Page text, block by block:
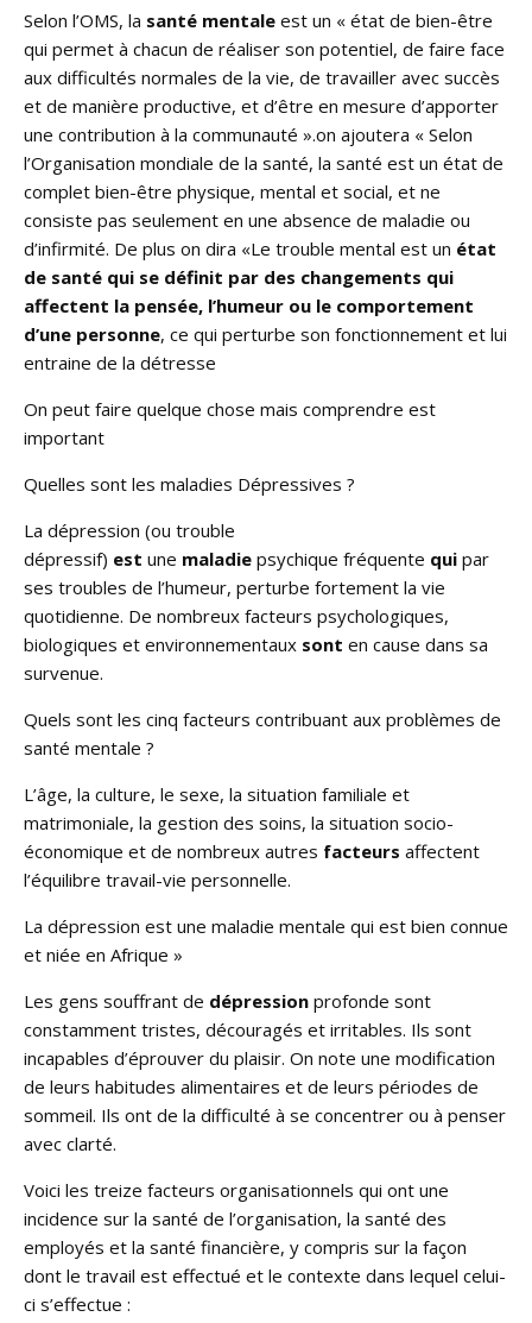
Selon l’OMS, la santé mentale est un « état de bien-être
qui permet à chacun de réaliser son potentiel, de faire face
aux difficultés normales de la vie, de travailler avec succès
et de manière productive, et d’être en mesure d’apporter
une contribution à la communauté ».on ajoutera « Selon
l’Organisation mondiale de la santé, la santé est un état de
complet bien-être physique, mental et social, et ne
consiste pas seulement en une absence de maladie ou
d’infirmité. De plus on dira «Le trouble mental est un état
de santé qui se définit par des changements qui
affectent la pensée, l’humeur ou le comportement
d’une personne, ce qui perturbe son fonctionnement et lui
entraine de la détresse
On peut faire quelque chose mais comprendre est
important
Quelles sont les maladies Dépressives ?
La dépression (ou trouble
dépressif) est une maladie psychique fréquente qui par
ses troubles de l’humeur, perturbe fortement la vie
quotidienne. De nombreux facteurs psychologiques,
biologiques et environnementaux sont en cause dans sa
survenue.
Quels sont les cinq facteurs contribuant aux problèmes de
santé mentale ?
L’âge, la culture, le sexe, la situation familiale et
matrimoniale, la gestion des soins, la situation socio-
économique et de nombreux autres facteurs affectent
l’équilibre travail-vie personnelle.
La dépression est une maladie mentale qui est bien connue
et niée en Afrique »
Les gens souffrant de dépression profonde sont
constamment tristes, découragés et irritables. Ils sont
incapables d’éprouver du plaisir. On note une modification
de leurs habitudes alimentaires et de leurs périodes de
sommeil. Ils ont de la difficulté à se concentrer ou à penser
avec clarté.
Voici les treize facteurs organisationnels qui ont une
incidence sur la santé de l’organisation, la santé des
employés et la santé financière, y compris sur la façon
dont le travail est effectué et le contexte dans lequel celui-
ci s’effectue :